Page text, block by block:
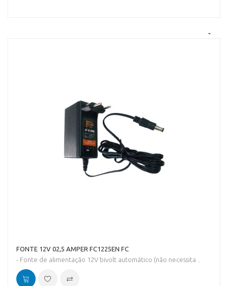
FONTE 12V 02,5 AMPER FC1225EN FC
- Fonte de alimentação 12V bivolt automático (não necessita ..